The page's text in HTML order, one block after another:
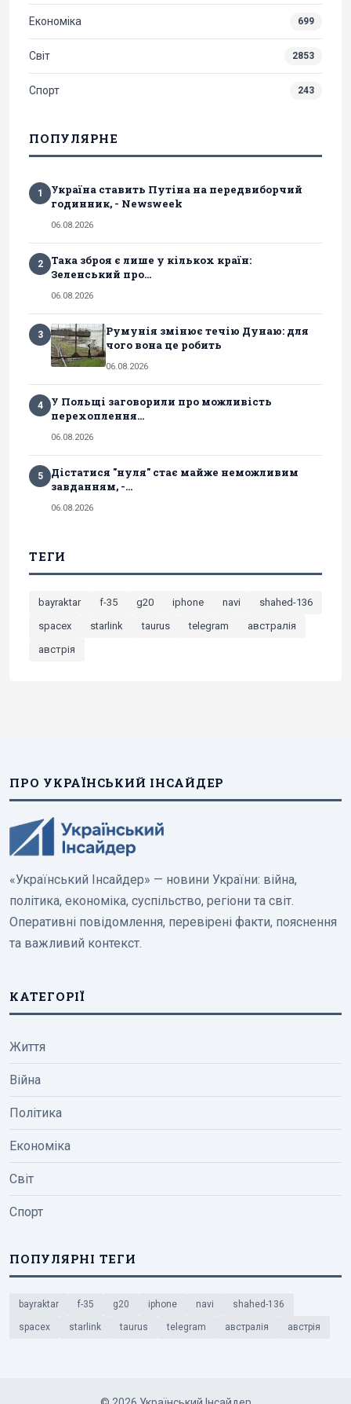
Економіка 699
Світ 2853
Спорт 243
ПОПУЛЯРНЕ
1
Україна ставить Путіна на передвиборчий
годинник, - Newsweek
06.08.2026
2
Така зброя є лише у кількох країн:
Зеленський про...
06.08.2026
3
Румунія змінює течію Дунаю: для
чого вона це робить
06.08.2026
4
У Польщі заговорили про можливість
перехоплення...
06.08.2026
5
Дістатися "нуля" стає майже неможливим
завданням, -...
06.08.2026
ТЕГИ
bayraktar f-35 g20 iphone navi
shahed-136
spacex
starlink taurus telegram
австралія
австрія
ПРО УКРАЇНСЬКИЙ ІНСАЙДЕР
«Український Інсайдер» — новини України: війна,
політика, економіка, суспільство, регіони та світ.
Оперативні повідомлення, перевірені факти, пояснення
та важливий контекст.
КАТЕГОРІЇ
Життя
Війна
Політика
Економіка
Світ
Спорт
ПОПУЛЯРНІ ТЕГИ
bayraktar f-35 g20 iphone navi shahed-136
spacex starlink taurus telegram австралія австрія